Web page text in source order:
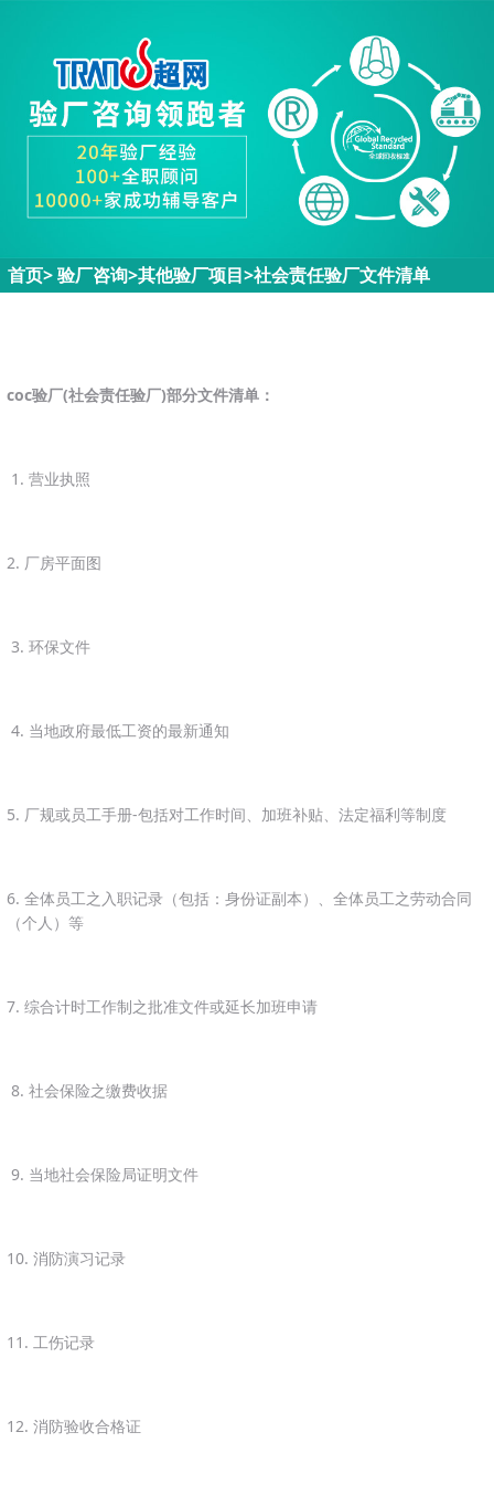
首页>验厂咨询>其他验厂项目>社会责任验厂文件清单
coc验厂(社会责任验厂)部分文件清单：
1. 营业执照
2. 厂房平面图
3. 环保文件
4. 当地政府最低工资的最新通知
5. 厂规或员工手册-包括对工作时间、加班补贴、法定福利等制度
6. 全体员工之入职记录（包括：身份证副本）、全体员工之劳动合同
（个人）等
7. 综合计时工作制之批准文件或延长加班申请
8. 社会保险之缴费收据
9. 当地社会保险局证明文件
10. 消防演习记录
11. 工伤记录
12. 消防验收合格证